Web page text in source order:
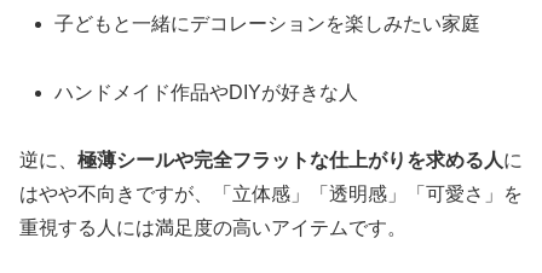
子どもと一緒にデコレーションを楽しみたい家庭
ハンドメイド作品やDIYが好きな人
逆に、 極薄シールや完全フラットな仕上がりを求める人に
はやや不向きですが、「立体感」「透明感」「可愛さ」を
重視する人には満足度の高いアイテムです。